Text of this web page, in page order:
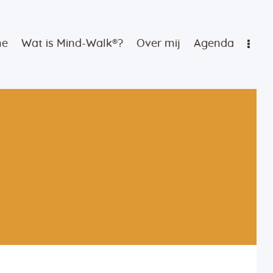
Wat is Mind-Walk®? Over mij Agenda